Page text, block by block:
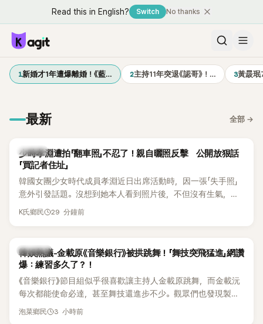
Read this in English? Switch No thanks
1新婚才1年遭爆離婚！《藍… 2主持11年突退《認哥》！… 3黃晸
最新 全部 →
K-POP
少時孝淵遭拍「翻車照」不忍了！親自曬照反擊 公開放狠話
「買記者住址」
韓國女團少女時代成員孝淵近日出席活動時，因一張「失手照」
意外引發話題。沒想到她本人看到照片後，不但沒有生氣，反
而親自把照片放上IG限時動態開玩笑，甚至幽默喊話要「買記者
K氏鄉民 29 分鐘前
熱議討論
韓娛熱議-金載原《音樂銀行》被拱跳舞！「舞技突飛猛進」網讚
爆：練習多久了？！
《音樂銀行》節目組似乎很喜歡讓主持人金載原跳舞，而金載沅
每次都能使命必達，甚至舞技還進步不少。觀眾們也發現製作
單位對此樂此不疲。
泡菜鄉民 3 小時前